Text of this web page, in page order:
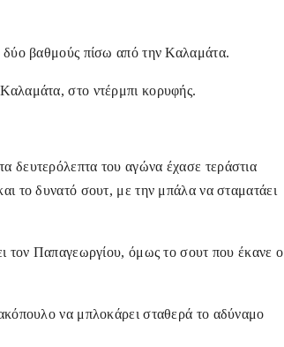
δύο βαθμούς πίσω από την Καλαμάτα.
στο ντέρμπι κορυφής.
δευτερόλεπτα του αγώνα έχασε τεράστια
το δυνατό σουτ, με την μπάλα να σταματάει
τον Παπαγεωργίου, όμως το σουτ που έκανε ο
να μπλοκάρει σταθερά το αδύναμο